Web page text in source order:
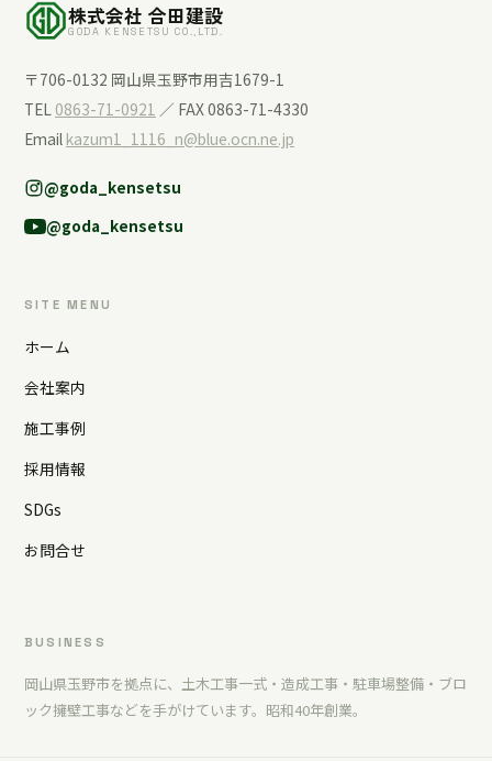
株式会社 合田建設
GODA KENSETSU CO.,LTD.
〒706-0132 岡山県玉野市用吉1679-1
TEL 0863-71-0921 ／ FAX 0863-71-4330
Email kazum1_1116_n@blue.ocn.ne.jp
@goda_kensetsu
@goda_kensetsu
SITE MENU
ホーム
会社案内
施工事例
採用情報
SDGs
お問合せ
BUSINESS
岡山県玉野市を拠点に、土木工事一式・造成工事・駐車場整備・ブロ
ック擁壁工事などを手がけています。昭和40年創業。